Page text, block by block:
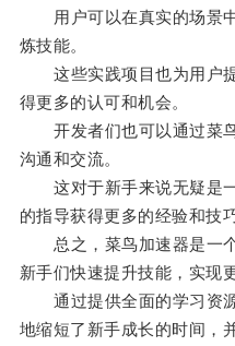
用户可以在真实的场景中
炼技能。
这些实践项目也为用户提
得更多的认可和机会。
开发者们也可以通过菜鸟
沟通和交流。
这对于新手来说无疑是一
的指导获得更多的经验和技
总之，菜鸟加速器是一个
新手们快速提升技能，实现
通过提供全面的学习资源
地缩短了新手成长的时间，